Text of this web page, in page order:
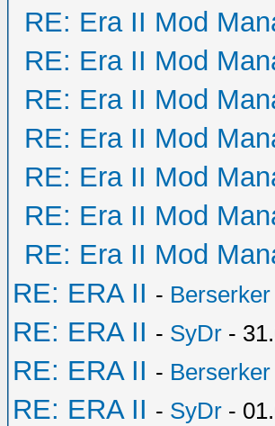
RE: Era II Mod
RE: Era II Mod
RE: Era II Mod
RE: Era II Mod
RE: Era II Mod
RE: Era II Mod
RE: Era II Mod
RE: ERA II - Berserker
RE: ERA II - SyDr -
RE: ERA II - Berserker
RE: ERA II - SyDr -